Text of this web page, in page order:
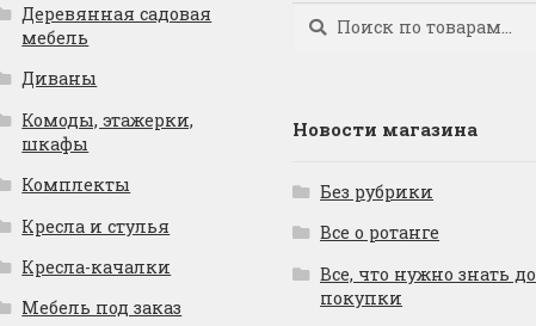
Деревянная садовая
мебель
Диваны
Комоды, этажерки,
шкафы
Комплекты
Кресла и стулья
Кресла-качалки
Мебель под заказ
Искать:
Поиск
Новости магазина
Без рубрики
Все о ротанге
Все, что нужно знать до
покупки